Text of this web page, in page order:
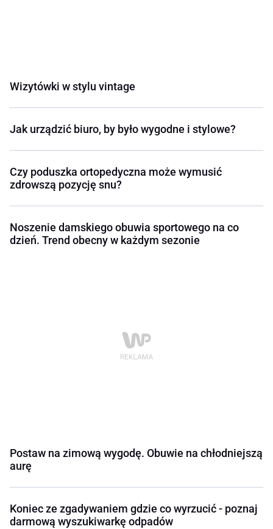
Wizytówki w stylu vintage
Jak urządzić biuro, by było wygodne i stylowe?
Czy poduszka ortopedyczna może wymusić
zdrowszą pozycję snu?
Noszenie damskiego obuwia sportowego na co
dzień. Trend obecny w każdym sezonie
Postaw na zimową wygodę. Obuwie na chłodniejszą
aurę
Koniec ze zgadywaniem gdzie co wyrzucić - poznaj
darmową wyszukiwarkę odpadów